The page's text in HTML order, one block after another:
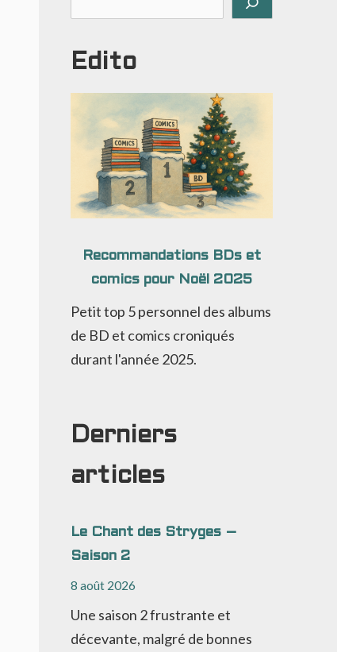
Edito
Recommandations BDs et
comics pour Noël 2025
Petit top 5 personnel des albums
de BD et comics croniqués
durant l'année 2025.
Derniers
articles
Le Chant des Stryges –
Saison 2
8 août 2026
Une saison 2 frustrante et
décevante, malgré de bonnes